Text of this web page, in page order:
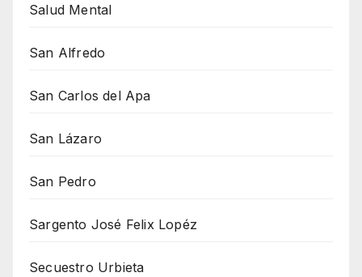
Salud Mental
San Alfredo
San Carlos del Apa
San Lázaro
San Pedro
Sargento José Felix Lopéz
Secuestro Urbieta